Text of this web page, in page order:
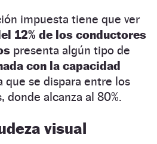
impuesta tiene que ver
12% de los conductores
presenta algún tipo de
con la capacidad
que se dispara entre los
donde alcanza al 80%.
visual